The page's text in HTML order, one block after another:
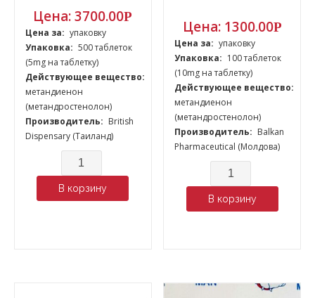
Цена:3700.00Р
Цена за: упаковку
Упаковка: 500 таблеток
(5mg на таблетку)
Действующее вещество:
метандиенон
(метандростенолон)
Производитель: British
Dispensary (Таиланд)
Количество
В корзину
Цена: 1300.00Р
Цена за: упаковку
Упаковка: 100 таблеток
(10mg на таблетку)
Действующее вещество:
метандиенон
(метандростенолон)
Производитель: Balkan
Pharmaceutical (Молдова)
Количество
В корзину